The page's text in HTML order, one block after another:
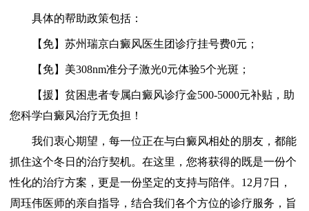
具体的帮助政策包括：
【免】苏州瑞京白癜风医生团诊疗挂号费0元；
【免】美308nm准分子激光0元体验5个光斑；
【援】贫困患者专属白癜风诊疗金500-5000元补贴，助
您科学白癜风治疗无负担！
我们衷心期望，每一位正在与白癜风相处的朋友，都能
抓住这个冬日的治疗契机。在这里，您将获得的既是一份个
性化的治疗方案，更是一份坚定的支持与陪伴。12月7日，
周珏伟医师的亲自指导，结合我们各个方位的诊疗服务，旨